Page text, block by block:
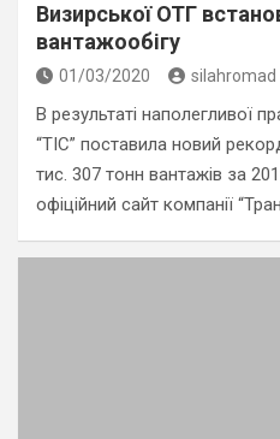
Визирської ОТГ
вантажообігу
01/03/2020 silahromad
В результаті наполегливої
“ТІС” поставила новий
тис. 307 тонн вантажів за
офіційний сайт компанії